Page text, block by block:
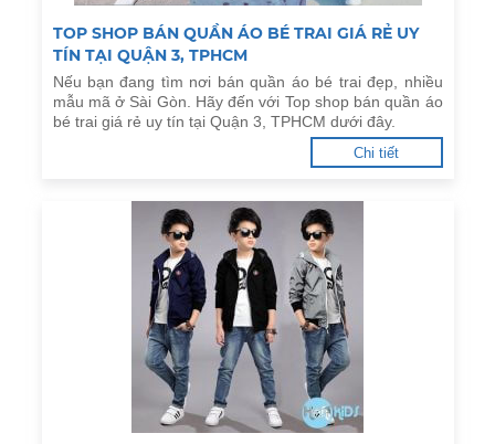
TOP SHOP BÁN QUẦN ÁO BÉ TRAI GIÁ RẺ UY
TÍN TẠI QUẬN 3, TPHCM
Nếu bạn đang tìm nơi bán quần áo bé trai đẹp, nhiều
mẫu mã ở Sài Gòn. Hãy đến với Top shop bán quần áo
bé trai giá rẻ uy tín tại Quận 3, TPHCM dưới đây.
Chi tiết